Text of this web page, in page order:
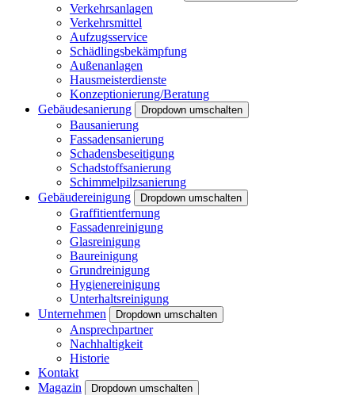
Verkehrsanlagen
Verkehrsmittel
Aufzugsservice
Schädlingsbekämpfung
Außenanlagen
Hausmeisterdienste
Konzeptionierung/Beratung
Gebäudesanierung
Dropdown umschalten
Bausanierung
Fassadensanierung
Schadensbeseitigung
Schadstoffsanierung
Schimmelpilzsanierung
Gebäudereinigung
Dropdown umschalten
Graffitientfernung
Fassadenreinigung
Glasreinigung
Baureinigung
Grundreinigung
Hygienereinigung
Unterhaltsreinigung
Unternehmen
Dropdown umschalten
Ansprechpartner
Nachhaltigkeit
Historie
Kontakt
Magazin
Dropdown umschalten